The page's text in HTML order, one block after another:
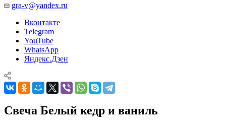
gra-v@yandex.ru
Вконтакте
Telegram
YouTube
WhatsApp
Яндекс.Дзен
Свеча Белый кедр и ваниль